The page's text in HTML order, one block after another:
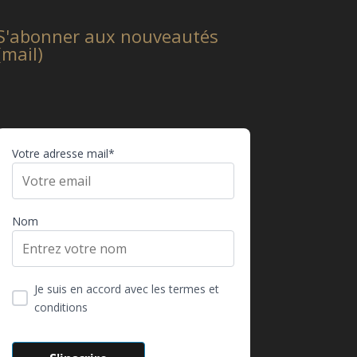
aux nouveautés
Votre adresse mail*
Nom
Je suis en accord avec les termes et
conditions